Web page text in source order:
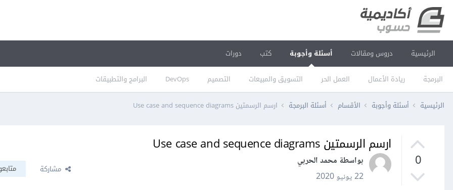
الرئيسية دروس ومقالات أسئلة وأجوبة
البرمجة ريادة الأعمال العمل الحر التسويق والمبيعات التصميم DevOps البرامج والتطبيقات
كتب دورات
الرئيسية أسئلة وأجوبة الأقسام أسئلة البرمجة ارسم الرسمتين Use case and sequence diagrams
0
ارسم الرسمتين Use case and sequence diagrams
بواسطة محمد الحربي
22 يونيو 2020
مشاركة